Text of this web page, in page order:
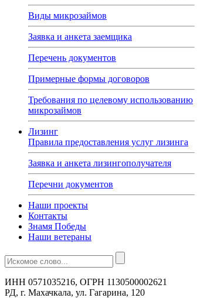
Виды микрозаймов
Заявка и анкета заемщика
Перечень документов
Примерные формы договоров
Требования по целевому использованию
микрозаймов
Лизинг
Правила предоставления услуг лизинга
Заявка и анкета лизингополучателя
Перечни документов
Наши проекты
Контакты
Знамя Победы
Наши ветераны
ИНН 0571035216, ОГРН 1130500002621
РД, г. Махачкала, ул. Гагарина, 120